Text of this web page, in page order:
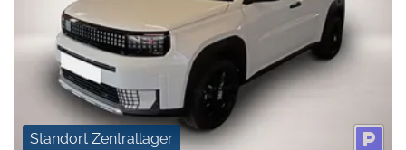
Standort Zentrallager